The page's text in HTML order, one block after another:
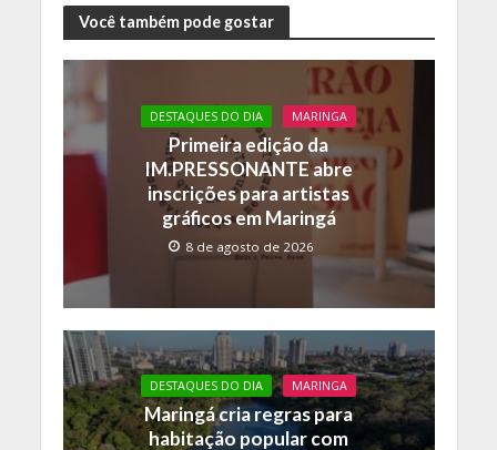
e
b
o
o
k
itt
er
at
s
A
p
p
p
y
Li
n
k
Você também pode gostar
DESTAQUES DO DIA MARINGA
Primeira edição da
IM.PRESSONANTE abre
inscrições para artistas
gráficos em Maringá
8 de agosto de 2026
DESTAQUES DO DIA MARINGA
Maringá cria regras para
habitação popular com